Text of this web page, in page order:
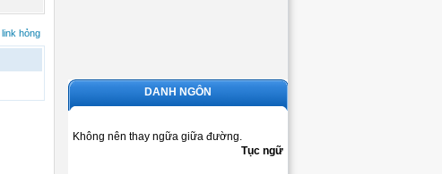
link hỏng
DANH NGÔN
Không nên thay ngữa giữa đường.
Tục ngữ